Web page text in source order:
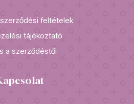
feltételek
tájékoztató
a szerződéstől